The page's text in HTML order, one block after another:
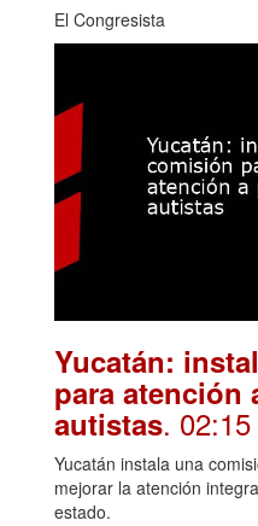
El Congresista
Yucatán:
para atención
autistas. 02:15
Yucatán instala una
mejorar la atención
estado.